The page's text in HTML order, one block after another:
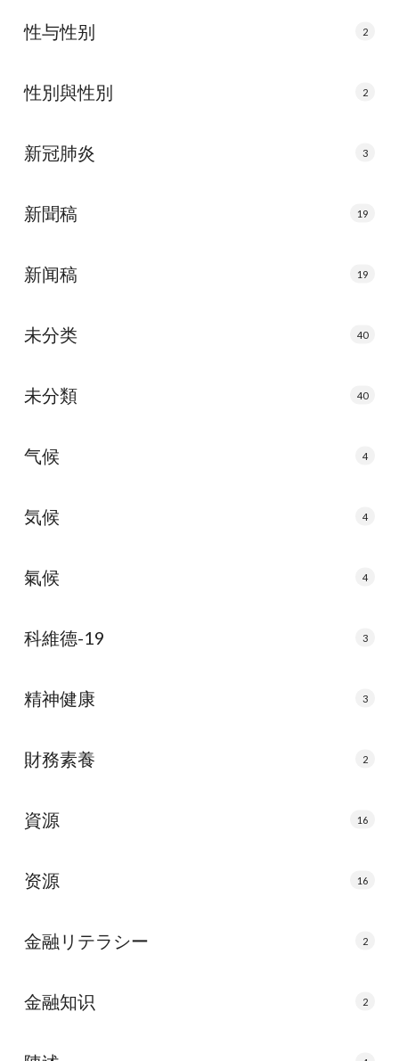
性与性别 2
性別與性別 2
新冠肺炎 3
新聞稿 19
新闻稿 19
未分类 40
未分類 40
气候 4
気候 4
氣候 4
科維德-19 3
精神健康 3
財務素養 2
資源 16
资源 16
金融リテラシー 2
金融知识 2